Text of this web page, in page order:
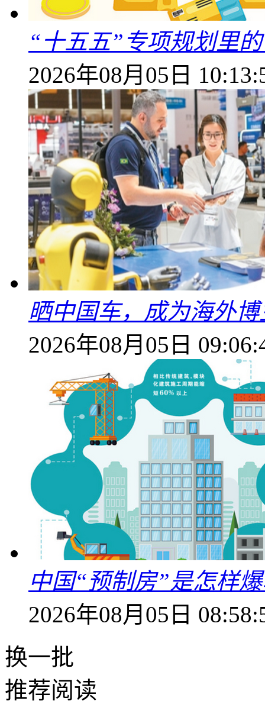
“十五五”专项规划里
2026年08月05日
晒中国车，成为海外
2026年08月05日
中国“预制房”是怎样
2026年08月05日
换一批
推荐阅读